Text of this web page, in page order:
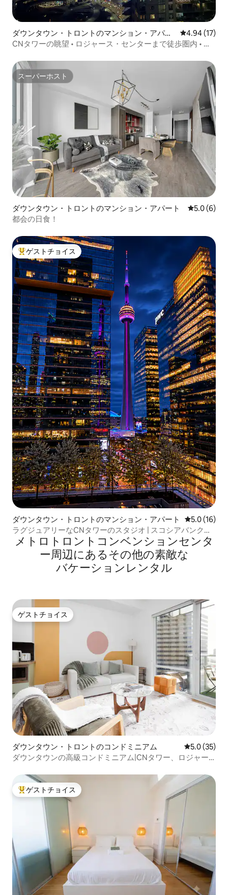
ダウンタウン・トロントのマンション・アパー
ト
レビュー17
4.94 (17)
CNタワーの眺望 • ロジャース・センターまで徒歩圏内 • ベ
スーパーホスト
スーパーホスト
ダウンタウン・トロントのマンション・アパート レビュー6
5.0 (6)
都会の日食！
大好評のゲストチョイスです。
ゲストチョイス
ダウンタウン・トロントのマンション・アパート レビュー16
5.0 (16)
ラグジュアリーなCNタワーのスタジオ | スコシアバンク・
アリーナまで数歩
メトロトロントコンベンションセンタ
ー⁠周⁠辺⁠に⁠あ⁠るそ⁠の⁠他⁠の素⁠敵⁠な
バ⁠ケ⁠ー⁠シ⁠ョ⁠ン⁠レ⁠ン⁠タ⁠ル
ゲストチョイス
ゲストチョイス
ダウンタウン・トロントのコンドミニアム レビュー35
5.0 (35)
ダウンタウンの高級コンドミニアム|CNタワー、ロジャー
大好評のゲストチョイスです。
ゲストチョイス